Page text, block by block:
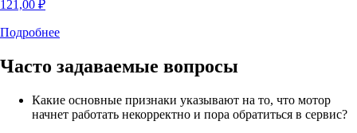
121,00 ₽
Подробнее
Часто задаваемые вопросы
Какие основные признаки указывают на то, что мотор
начнет работать некорректно и пора обратиться в сервис?